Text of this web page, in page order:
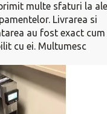
multe sfaturi la
Livrarea si
au fost exact cum
cu ei. Multumesc